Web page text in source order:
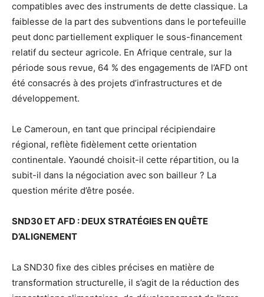
compatibles avec des instruments de dette classique. La
faiblesse de la part des subventions dans le portefeuille
peut donc partiellement expliquer le sous-financement
relatif du secteur agricole. En Afrique centrale, sur la
période sous revue, 64 % des engagements de l’AFD ont
été consacrés à des projets d’infrastructures et de
développement.
Le Cameroun, en tant que principal récipiendaire
régional, reflète fidèlement cette orientation
continentale. Yaoundé choisit-il cette répartition, ou la
subit-il dans la négociation avec son bailleur ? La
question mérite d’être posée.
SND30 ET AFD : DEUX STRATÉGIES EN QUÊTE
D’ALIGNEMENT
La SND30 fixe des cibles précises en matière de
transformation structurelle, il s’agit de la réduction des